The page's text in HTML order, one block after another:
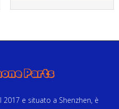
e situato a Shenzhen, è